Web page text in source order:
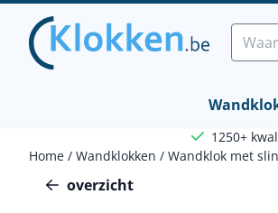
Cookievoorkeuren zijn beschikbaar.
Zoeken
1250+
Home / Wandklokken / Wandklok met
overzicht